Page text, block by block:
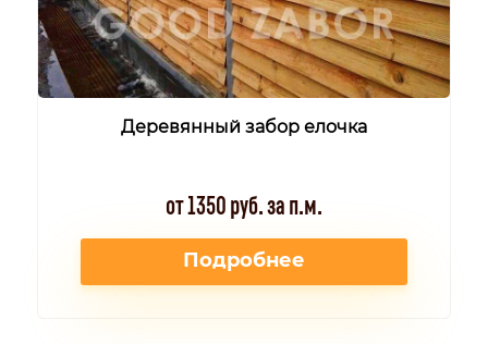
Деревянный забор елочка
от 1350 руб. за п.м.
Подробнее